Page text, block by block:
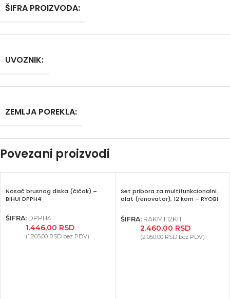
ŠIFRA PROIZVODA:
UVOZNIK:
ZEMLJA POREKLA:
Povezani proizvodi
Nosač brusnog diska (čičak) –
BIHUI DPPH4
ŠIFRA: DPPH4
1.446,00 RSD
(1.205,00 RSD bez PDV)
Set pribora za multifunkcionalni
alat (renovator), 12 kom – RYOBI
ŠIFRA: RAKMT12KIT
2.460,00 RSD
(2.050,00 RSDbez PDV)